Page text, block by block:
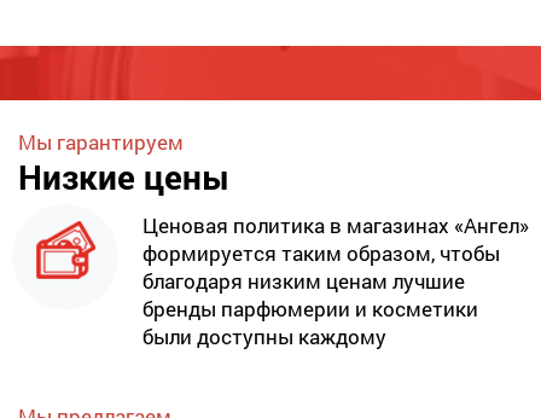
Мы гарантируем
Низкие цены
Ценовая политика в магазинах «Ангел»
формируется таким образом, чтобы
благодаря низким ценам лучшие
бренды парфюмерии и косметики
были доступны каждому